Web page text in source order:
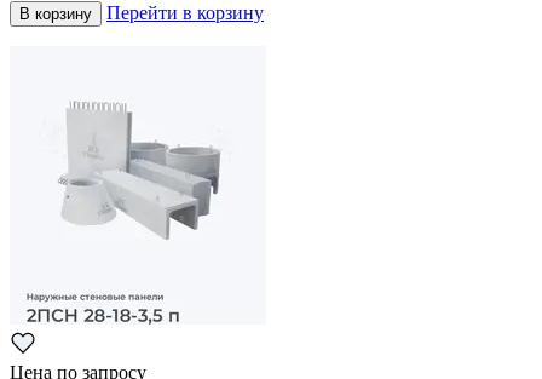
В корзину Перейти в корзину
Цена по запросу